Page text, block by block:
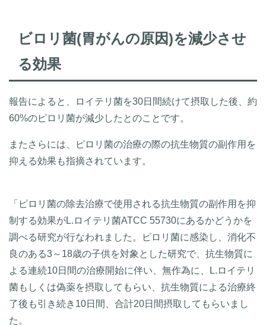
ビロリ菌(胃がんの原因)を減少させ
る効果
報告によると、ロイテリ菌を30日間続けて摂取した後、約
60%のピロリ菌が減少したとのことです。
またさらには、ピロリ菌の治療の際の抗生物質の副作用を
抑える効果も指摘されています。
「ピロリ菌の除去治療で使用される抗生物質の副作用を抑
制する効果がL.ロイテリ菌ATCC 55730にあるかどうかを
調べる研究が行なわれました。ピロリ菌に感染し、消化不
良のある3～18歳の子供を対象とした研究で、抗生物質に
よる連続10日間の治療開始に伴い、無作為に、L.ロイテリ
菌もしくは偽薬を摂取してもらい、抗生物質による治療終
了後も引き続き10日間、合計20日間摂取してもらいまし
た。